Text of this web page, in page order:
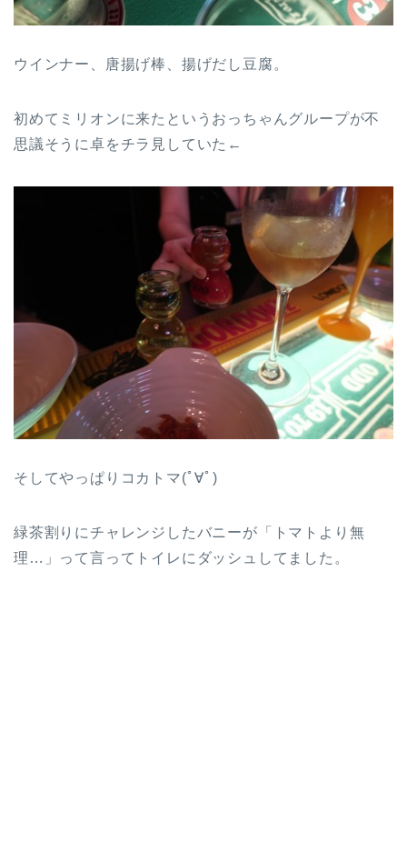
ウインナー、唐揚げ棒、揚げだし豆腐。
初めてミリオンに来たというおっちゃんグループが不
思議そうに卓をチラ見していた←
そしてやっぱりコカトマ(ﾟ∀ﾟ)
緑茶割りにチャレンジしたバニーが「トマトより無
理…」って言ってトイレにダッシュしてました。